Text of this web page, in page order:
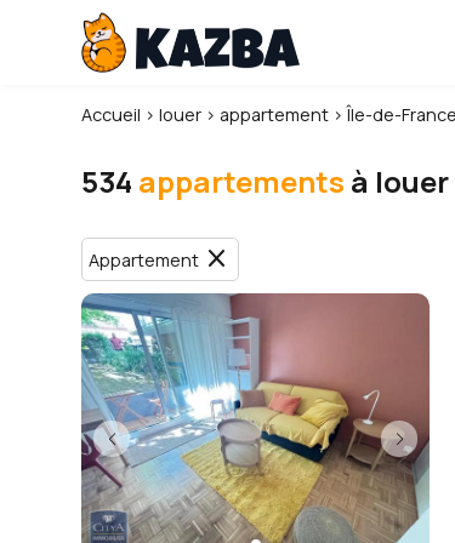
Accueil ›louer › appartement ›Île-de-France
534 appartements à louer
Appartement close